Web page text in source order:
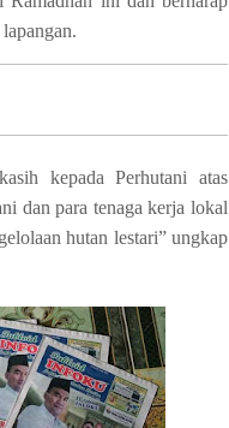
kepada Perhutani atas
dan para tenaga kerja lokal
hutan lestari” ungkap